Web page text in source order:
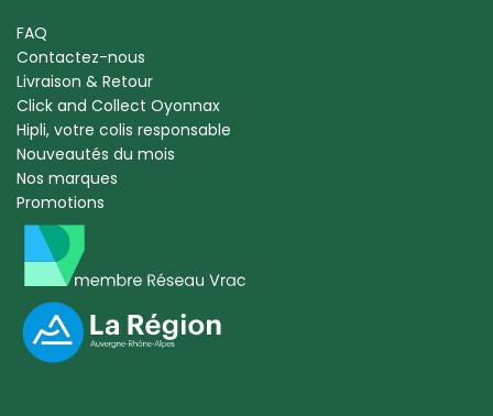
FAQ
Contactez-nous
Livraison & Retour
Click and Collect Oyonnax
Hipli, votre colis responsable
Nouveautés du mois
Nos marques
Promotions